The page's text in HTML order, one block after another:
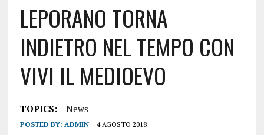
LEPORANO TORNA
INDIETRO NEL TEMPO CON
VIVI IL MEDIOEVO
TOPICS: News
POSTED BY: ADMIN 4 AGOSTO 2018